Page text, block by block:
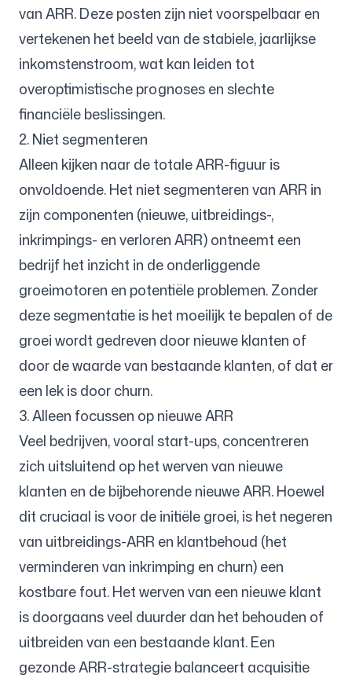
van ARR. Deze posten zijn niet voorspelbaar en
vertekenen het beeld van de stabiele, jaarlijkse
inkomstenstroom, wat kan leiden tot
overoptimistische prognoses en slechte
financiële beslissingen.
2. Niet segmenteren
Alleen kijken naar de totale ARR-figuur is
onvoldoende. Het niet segmenteren van ARR in
zijn componenten (nieuwe, uitbreidings-,
inkrimpings- en verloren ARR) ontneemt een
bedrijf het inzicht in de onderliggende
groeimotoren en potentiële problemen. Zonder
deze segmentatie is het moeilijk te bepalen of de
groei wordt gedreven door nieuwe klanten of
door de waarde van bestaande klanten, of dat er
een lek is door churn.
3. Alleen focussen op nieuwe ARR
Veel bedrijven, vooral start-ups, concentreren
zich uitsluitend op het werven van nieuwe
klanten en de bijbehorende nieuwe ARR. Hoewel
dit cruciaal is voor de initiële groei, is het negeren
van uitbreidings-ARR en klantbehoud (het
verminderen van inkrimping en churn) een
kostbare fout. Het werven van een nieuwe klant
is doorgaans veel duurder dan het behouden of
uitbreiden van een bestaande klant. Een
gezonde ARR-strategie balanceert acquisitie